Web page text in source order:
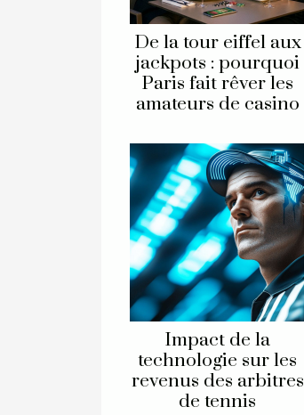
De la tour eiffel aux
jackpots : pourquoi
Paris fait rêver les
amateurs de casino
Impact de la
technologie sur les
revenus des arbitres
de tennis